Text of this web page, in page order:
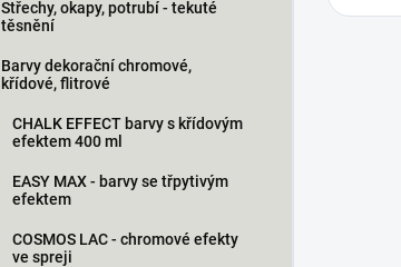
Střechy, okapy, potrubí - tekuté
těsnění
Barvy dekorační chromové,
křídové, flitrové
CHALK EFFECT barvy s křídovým
efektem 400 ml
EASY MAX - barvy se třpytivým
efektem
COSMOS LAC - chromové efekty
ve spreji